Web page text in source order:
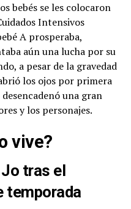
bebés se les colocaron
Intensivos
A prosperaba,
aún una lucha por su
a pesar de la gravedad
los ojos por primera
una gran
y los personajes.
vive?
tras el
temporada